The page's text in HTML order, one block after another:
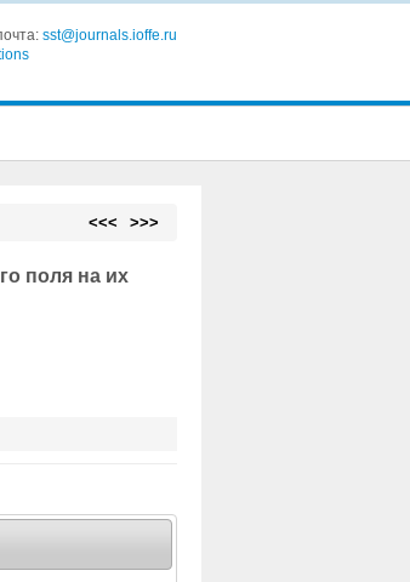
sst@journals.ioffe.ru
<<< >>>
поля на их